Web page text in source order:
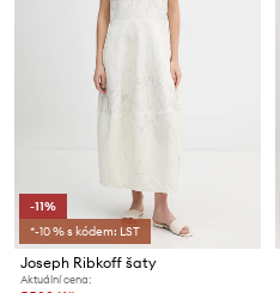
-11%
*-10 % s kódem: LST
Joseph Ribkoff šaty
Aktuální cena: